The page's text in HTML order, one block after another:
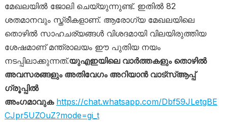
മേഖലയിൽ ജോലി ചെയ്യുന്നുണ്ട്. ഇതിൽ 82
ശതമാനവും സ്ത്രീകളാണ്. ആരോഗ്യ മേഖലയിലെ
തൊഴിൽ സാഹചര്യങ്ങൾ വിശദമായി വിലയിരുത്തിയ
ശേഷമാണ് മന്ത്രാലയം ഈ പുതിയ നയം
നടപ്പിലാക്കുന്നത്.യുഎഇയിലെ വാർത്തകളും തൊഴിൽ
അവസരങ്ങളും അതിവേഗം അറിയാൻ വാട്സ്ആപ്പ്
ഗ്രൂപ്പിൽ
അംഗമാവുക https://chat.whatsapp.com/Dbf59JLetgBE
CJpr5UZOuZ?mode=gi_t